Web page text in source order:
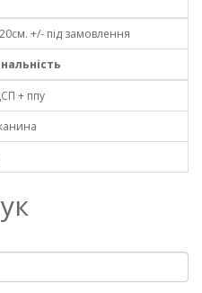
+/- під замовлення
+ ппу